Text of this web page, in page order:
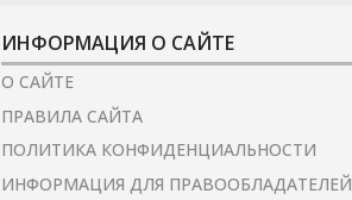
ИНФОРМАЦИЯ О САЙТЕ
О САЙТЕ
ПРАВИЛА САЙТА
ПОЛИТИКА КОНФИДЕНЦИАЛЬНОСТИ
ИНФОРМАЦИЯ ДЛЯ ПРАВООБЛАДАТЕЛЕЙ